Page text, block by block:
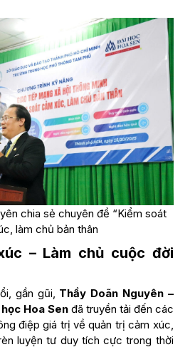
chia sẻ chuyên đề “Kiểm soát
làm chủ bản thân
– Làm chủ cuộc đời
gần gũi, Thầy Doãn Nguyên –
Hoa Senđã truyền tải đến các
điệp giá trị về quản trị cảm xúc,
luyện tư duy tích cực trong thời